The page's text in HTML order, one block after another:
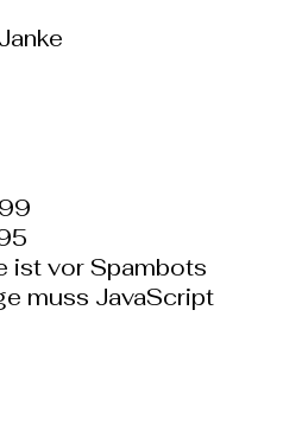
ist vor Spambots
muss JavaScript